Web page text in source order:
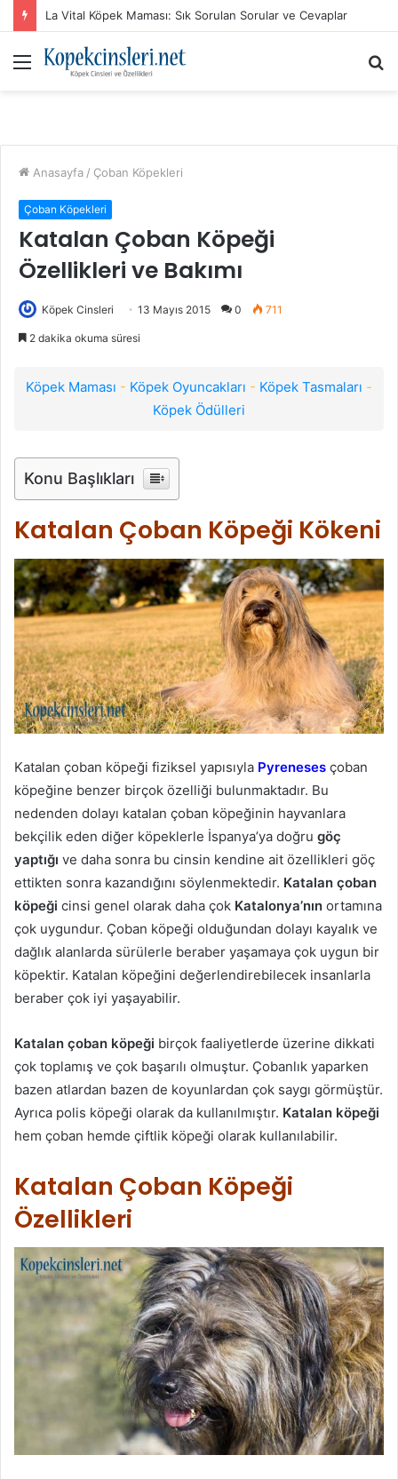
La Vital Köpek Maması: Sık Sorulan Sorular ve Cevaplar
Menü
Anasayfa / Çoban Köpekleri
Çoban Köpekleri
Katalan Çoban Köpeği
Özellikleri ve Bakımı
Köpek Cinsleri 13 Mayıs 2015 0 711
2 dakika okuma süresi
Köpek Maması - Köpek Oyuncakları - Köpek Tasmaları -
Köpek Ödülleri
Konu Başlıkları
Katalan Çoban Köpeği Kökeni
Katalan çoban köpeği fiziksel yapısıyla Pyreneses çoban
köpeğine benzer birçok özelliği bulunmaktadır. Bu
nedenden dolayı katalan çoban köpeğinin hayvanlara
bekçilik eden diğer köpeklerle İspanya’ya doğru göç
yaptığı ve daha sonra bu cinsin kendine ait özellikleri göç
ettikten sonra kazandığını söylenmektedir. Katalan çoban
köpeği cinsi genel olarak daha çok Katalonya’nın ortamına
çok uygundur. Çoban köpeği olduğundan dolayı kayalık ve
dağlık alanlarda sürülerle beraber yaşamaya çok uygun bir
köpektir. Katalan köpeğini değerlendirebilecek insanlarla
beraber çok iyi yaşayabilir.
Katalan çoban köpeği birçok faaliyetlerde üzerine dikkati
çok toplamış ve çok başarılı olmuştur. Çobanlık yaparken
bazen atlardan bazen de koyunlardan çok saygı görmüştür.
Ayrıca polis köpeği olarak da kullanılmıştır. Katalan köpeği
hem çoban hemde çiftlik köpeği olarak kullanılabilir.
Katalan Çoban Köpeği
Özellikleri